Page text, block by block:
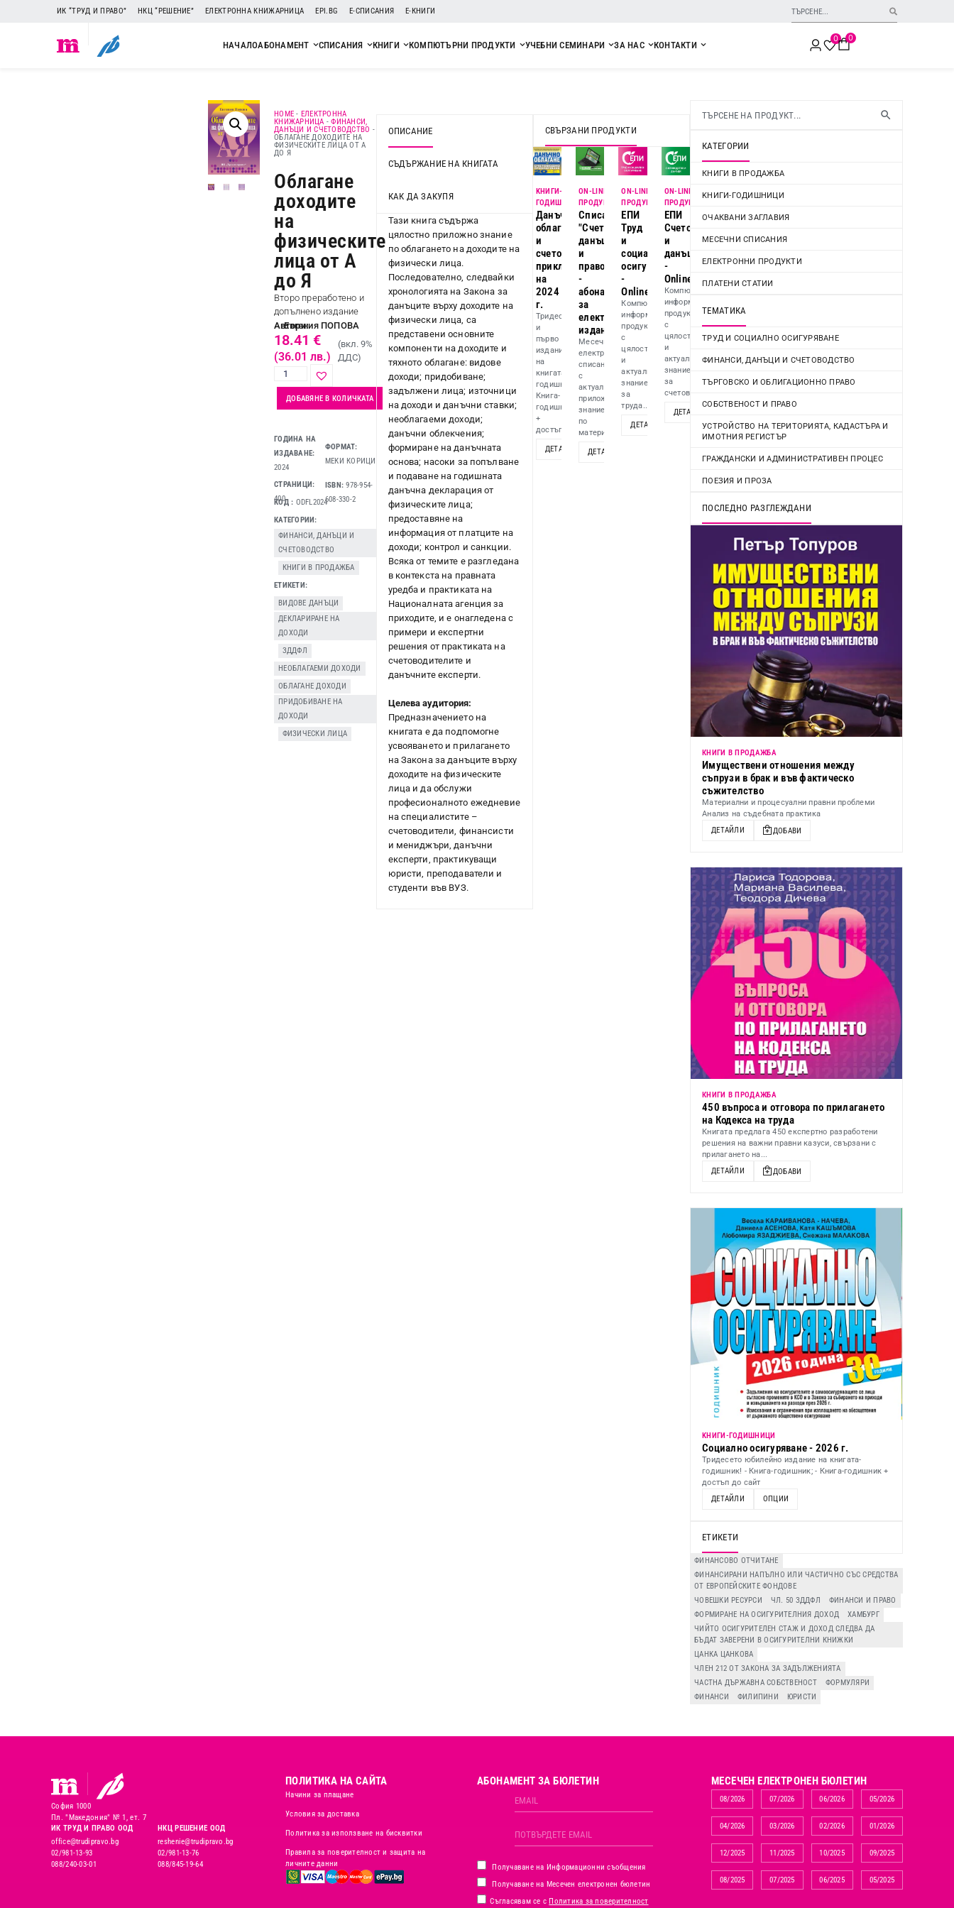
ИК “ТРУД И ПРАВО” НКЦ “РЕШЕНИЕ” ЕЛЕКТРОННА КНИЖАРНИЦА EPI.BG Е-СПИСАНИЯ Е-КНИГИ
НАЧАЛОАБОНАМЕНТ СПИСАНИЯ КНИГИ КОМПЮТЪРНИ ПРОДУКТИ УЧЕБНИ СЕМИНАРИ ЗА НАС КОНТАКТИ
0 0
HOME - ЕЛЕКТРОННА
КНИЖАРНИЦА -ФИНАНСИ,
ДАНЪЦИ И СЧЕТОВОДСТВО -
ОБЛАГАНЕ ДОХОДИТЕ НА
ФИЗИЧЕСКИТЕ ЛИЦА ОТ А
ДО Я
Облагане
доходите
на
физическите
лица от А
до Я
Второ преработено и
допълнено издание
Автори:
Евгения ПОПОВА
18.41 €
(36.01 лв.)
(вкл. 9%
ДДС)
ДОБАВЯНЕ В КОЛИЧКАТА
ГОДИНА НА
ИЗДАВАНЕ:
2024
ФОРМАТ:
МЕКИ КОРИЦИ
СТРАНИЦИ:
400
ISBN:978-954-
608-330-2
КОД
ODFL2024
КАТЕГОРИИ
ФИНАНСИ, ДАНЪЦИ И
СЧЕТОВОДСТВО
КНИГИ В ПРОДАЖБА
ЕТИКЕТИ
ВИДОВЕ ДАНЪЦИ
ДЕКЛАРИРАНЕ НА
ДОХОДИ
ЗДДФЛ
НЕОБЛАГАЕМИ ДОХОДИ
ОБЛАГАНЕ ДОХОДИ
ПРИДОБИВАНЕ НА
ДОХОДИ
ФИЗИЧЕСКИ ЛИЦА
ОПИСАНИЕ
СЪДЪРЖАНИЕ НА КНИГАТА
КАК ДА ЗАКУПЯ
Тази книга съдържа
цялостно приложно знание
по облагането на доходите на
физически лица.
Последователно, следвайки
хронологията на Закона за
данъците върху доходите на
физически лица, са
представени основните
компоненти на доходите и
тяхното облагане: видове
доходи; придобиване;
задължени лица; източници
на доходи и данъчни ставки;
необлагаеми доходи;
данъчни облекчения;
формиране на данъчната
основа; насоки за попълване
и подаване на годишната
данъчна декларация от
физическите лица;
предоставяне на
информация от платците на
доходи; контрол и санкции.
Всяка от темите е разгледана
в контекста на правната
уредба и практиката на
Националната агенция за
приходите, и е онагледена с
примери и експертни
решения от практиката на
счетоводителите и
данъчните експерти.
Целева аудитория:
Предназначението на
книгата е да подпомогне
усвояването и прилагането
на Закона за данъците върху
доходите на физическите
лица и да обслужи
професионалното ежедневие
на специалистите –
счетоводители, финансисти
и мениджъри, данъчни
експерти, практикуващи
юристи, преподаватели и
студенти във ВУЗ.
СВЪРЗАНИ ПРОДУКТИ
KНИГИ-
ГОДИШНИЦИ
Данъчно
облагане
и
счетоводно
приключване
на
2024
г.
Тридесет
и
първо
издание
на
книгата-
годишник!
Книга-
годишник
+
достъп...
ДЕТАЙЛИ
ON-LINE
ПРОДУКТ
Списание
"Счетоводство,
данъци
и
право"
-
абонамент
за
електронно
издание
Месечно
електронно
списание
с
актуално
приложно
знание
по
материята...
ДЕТАЙЛИ
ON-LINE
ПРОДУКТ
ЕПИ
Труд
и
социално
осигуряване
-
Online
Компютърен
информационен
продукт
с
цялостно
и
актуално
знание
за
труда...
ДЕТАЙЛИ ОПЦИИ
ON-LINE
ПРОДУКТ
ЕПИ
Счетоводство
и
данъци
-
Online
Компютърен
информационен
продукт
с
цялостно
и
актуално
знание
за
счетоводство,...
ДЕТАЙЛИ
КАТЕГОРИИ
КНИГИ В ПРОДАЖБА
KНИГИ-ГОДИШНИЦИ
ОЧАКВАНИ ЗАГЛАВИЯ
МЕСЕЧНИ СПИСАНИЯ
ЕЛЕКТРОННИ ПРОДУКТИ
ПЛАТЕНИ СТАТИИ
ТЕМАТИКА
ТРУД И СОЦИАЛНО ОСИГУРЯВАНЕ
ФИНАНСИ, ДАНЪЦИ И СЧЕТОВОДСТВО
ТЪРГОВСКО И ОБЛИГАЦИОННО ПРАВО
СОБСТВЕНОСТ И ПРАВО
УСТРОЙСТВО НА ТЕРИТОРИЯТА, КАДАСТЪРА И
ИМОТНИЯ РЕГИСТЪР
ГРАЖДАНСКИ И АДМИНИСТРАТИВЕН ПРОЦЕС
ПОЕЗИЯ И ПРОЗА
ПОСЛЕДНО РАЗГЛЕЖДАНИ
КНИГИ В ПРОДАЖБА
Имуществени отношения между
съпрузи в брак и във фактическо
съжителство
Материални и процесуални правни проблеми
Анализ на съдебната практика
ДЕТАЙЛИ
ДОБАВИ
КНИГИ В ПРОДАЖБА
450 въпроса и отговора по прилагането
на Кодекса на труда
Книгата предлага 450 експертно разработени
решения на важни правни казуси, свързани с
прилагането на...
ДЕТАЙЛИ
ДОБАВИ
KНИГИ-ГОДИШНИЦИ
Социално осигуряване - 2026 г.
Тридесето юбилейно издание на книгата-
годишник! - Книга-годишник; - Книга-годишник +
достъп до сайт
ДЕТАЙЛИ
ОПЦИИ
ЕТИКЕТИ
ФИНАНСОВО ОТЧИТАНЕ
ФИНАНСИРАНИ НАПЪЛНО ИЛИ ЧАСТИЧНО СЪС СРЕДСТВА
ОТ ЕВРОПЕЙСКИТЕ ФОНДОВЕ
ЧОВЕШКИ РЕСУРСИ
ЧЛ. 50 ЗДДФЛ
ФИНАНСИ И ПРАВО
ФОРМИРАНЕ НА ОСИГУРИТЕЛНИЯ ДОХОД
ХАМБУРГ
ЧИЙТО ОСИГУРИТЕЛЕН СТАЖ И ДОХОД СЛЕДВА ДА
БЪДАТ ЗАВЕРЕНИ В ОСИГУРИТЕЛНИ КНИЖКИ
ЦАНКА ЦАНКОВА
ЧЛЕН 212 ОТ ЗАКОНА ЗА ЗАДЪЛЖЕНИЯТА
ЧАСТНА ДЪРЖАВНА СОБСТВЕНОСТ
ФОРМУЛЯРИ
ФИНАНСИ
ФИЛИПИНИ ЮРИСТИ
София 1000
Пл. "Македония" № 1, ет. 7
ИК ТРУД И ПРАВО ООД
office@trudipravo.bg
02/981-13-93
088/240-03-01
НКЦ РЕШЕНИЕ ООД
reshenie@trudipravo.bg
02/981-13-76
088/845-19-64
ПОЛИТИКА НА САЙТА
Начини за плащане
Условия за доставка
Политика за използване на бисквитки
Правила за поверителност и защита на
личните данни
АБОНАМЕНТ ЗА БЮЛЕТИН
Получаване на Информационни съобщения
Получаване на Месечен електронен бюлетин
Съгласявам се сПолитика за поверителност
MЕСЕЧЕН ЕЛЕКТРОНЕН БЮЛЕТИН
08/2026 07/2026 06/2026 05/2026
04/2026 03/2026 02/2026 01/2026
12/2025 11/2025 10/2025 09/2025
08/2025 07/2025 06/2025 05/2025